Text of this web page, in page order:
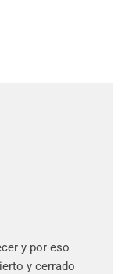
y por eso
y cerrado